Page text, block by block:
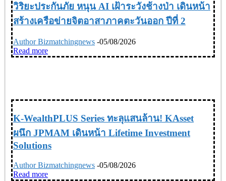
วิริยะประกันภัย หนุน AI เฝ้าระวังช้างป่า เดินหน้า
สร้างเครือข่ายจิตอาสาภาคตะวันออก ปีที่ 2
Author Bizmatchingnews -05/08/2026
Read more
K-WealthPLUS Series ทะลุแสนล้าน! KAsset
ผนึก JPMAM เดินหน้า Lifetime Investment
Solutions
Author Bizmatchingnews -05/08/2026
Read more